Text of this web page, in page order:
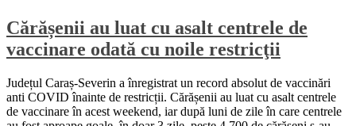
Cărășenii au luat cu asalt centrele de
vaccinare odată cu noile restricţii
Județul Caraș-Severin a înregistrat un record absolut de vaccinări
anti COVID înainte de restricții. Cărășenii au luat cu asalt centrele
de vaccinare în acest weekend, iar după luni de zile în care centrele